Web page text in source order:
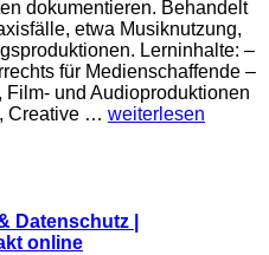
dokumentieren. Behandelt
etwa Musiknutzung,
Lerninhalte: –
für Medienschaffende –
Film- und Audioproduktionen
Creative … „Urheberrechte
|
weiterlesen
Datenschutz |
online